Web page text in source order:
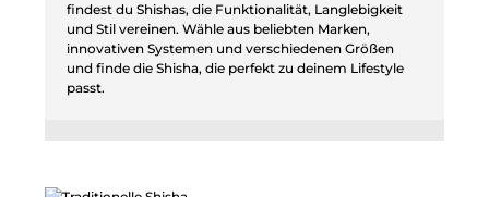
findest du Shishas, die Funktionalität, Langlebigkeit
und Stil vereinen. Wähle aus beliebten Marken,
innovativen Systemen und verschiedenen Größen
und finde die Shisha, die perfekt zu deinem Lifestyle
passt.